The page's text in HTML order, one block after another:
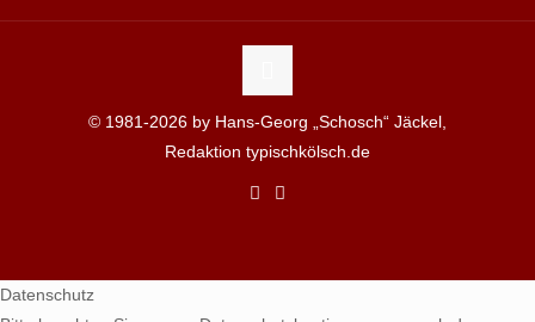
© 1981-2026 by Hans-Georg „Schosch“ Jäckel,
Redaktion typischkölsch.de
Datenschutz